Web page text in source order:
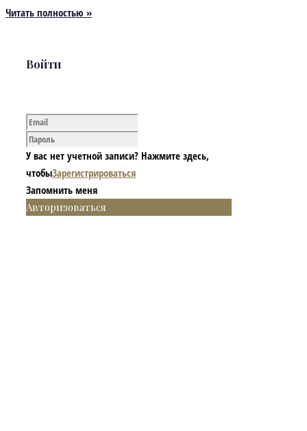
Читать полностью »
Войти
У вас нет учетной записи? Нажмите здесь,
чтобыЗарегистрироваться
Запомнить меня
Авторизоваться